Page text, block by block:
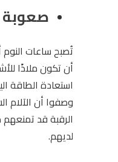
صعوبة
تُصبح ساعات
أن تكون ملاذًا
استعادة الطاقة
وصفوا أن الآلام
الرقبة قد تمنعهم
لديهم.